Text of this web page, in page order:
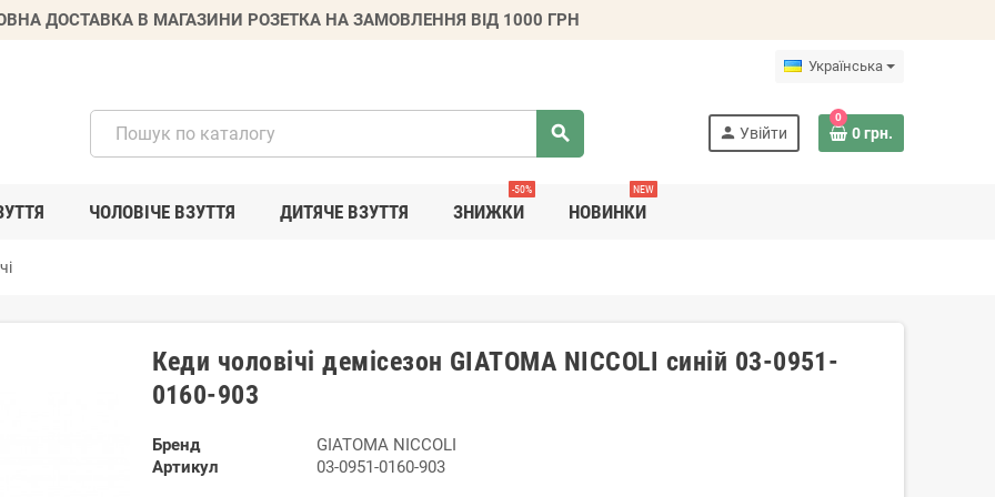
ДОСТАВКА В МАГАЗИНИ РОЗЕТКА НА ЗАМОВЛЕННЯ ВІД 1000 ГРН
Українська
search person Увійти
0
0 грн.
ЧОЛОВІЧЕ ВЗУТТЯ ДИТЯЧЕ ВЗУТТЯ ЗНИЖКИ
-50%
НОВИНКИ
NEW
Кеди чоловічі демісезон GIATOMA NICCOLI синій 03-0951-
0160-903
Бренд
GIATOMA NICCOLI
Артикул
03-0951-0160-903